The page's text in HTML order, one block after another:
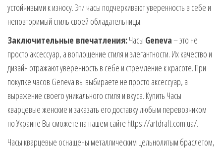
устойчивыми к износу. Эти часы подчеркивают уверенность в себе и
неповторимый стиль своей обладательницы.
Заключительные впечатления:Часы Geneva– это не
просто аксессуар, а воплощение стиля и элегантности. Их качество и
дизайн отражают уверенность в себе и стремление к красоте. При
покупке часов Geneva вы выбираете не просто аксессуар, а
выражение своего уникального стиля и вкуса. Купить Часы
кварцевые женские и заказать его доставку любым перевозчиком
по Украине Вы сможете на нашем сайте https://artdraft.com.ua/.
Часы кварцевые оснащены металлическим цельнолитым браслетом,